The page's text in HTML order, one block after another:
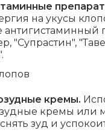
на укусы
антигистаминный
"Супрастин",
кремы.
кремы или
зуд и